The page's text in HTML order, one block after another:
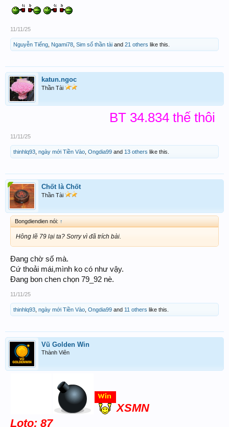
11/11/25
Nguyễn Tiếng Ngami78 Sim số thần tài and 21 others like this.
katun.ngoc
Thần Tài
BT 34.834 thế thôi
11/11/25
thinhlq93 ngày mới Tiền Vào Ongdia99 and 13 others like this.
Chốt là Chốt
Thần Tài
Bongdiendien nói: ↑
Hông lẽ 79 lại ta? Sorry vì đã trích bài.
Đang chờ số mà.
Cứ thoải mái,mình ko có như vậy.
Đang bon chen chọn 79_92 nè.
11/11/25
thinhlq93 ngày mới Tiền Vào Ongdia99 and 11 others like this.
Vũ Golden Win
Thành Viên
XSMN
Loto: 87